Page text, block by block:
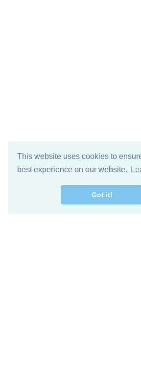
This website uses cookies to
best experience on our website.
Got it!